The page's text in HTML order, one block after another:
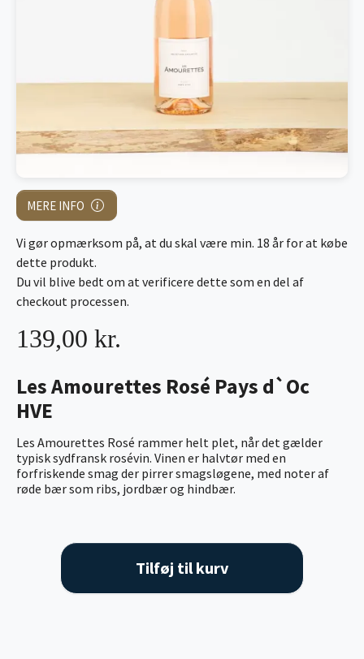
MERE INFO
Les Amourettes Rosé Pays d`Oc
HVE
Les Amourettes Rosé rammer helt plet, når det gælder
typisk sydfransk rosévin. Vinen er halvtør med en
forfriskende smag der pirrer smagsløgene, med noter af
røde bær som ribs, jordbær og hindbær.
139,00 kr.
Vi gør opmærksom på, at du skal være min. 18 år for at købe
dette produkt.
Du vil blive bedt om at verificere dette som en del af
checkout processen.
Tilføj til kurv